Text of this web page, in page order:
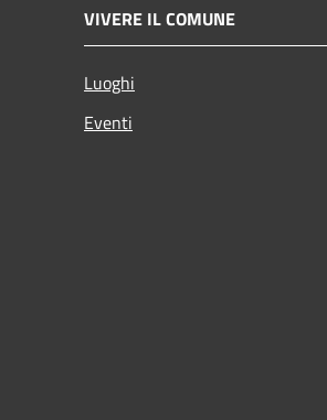
VIVERE IL COMUNE
Luoghi
Eventi